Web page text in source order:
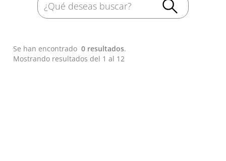
Se han encontrado0 resultados.
Mostrando resultados del 1 al 12